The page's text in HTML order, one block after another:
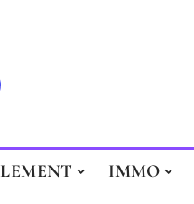
IMMO